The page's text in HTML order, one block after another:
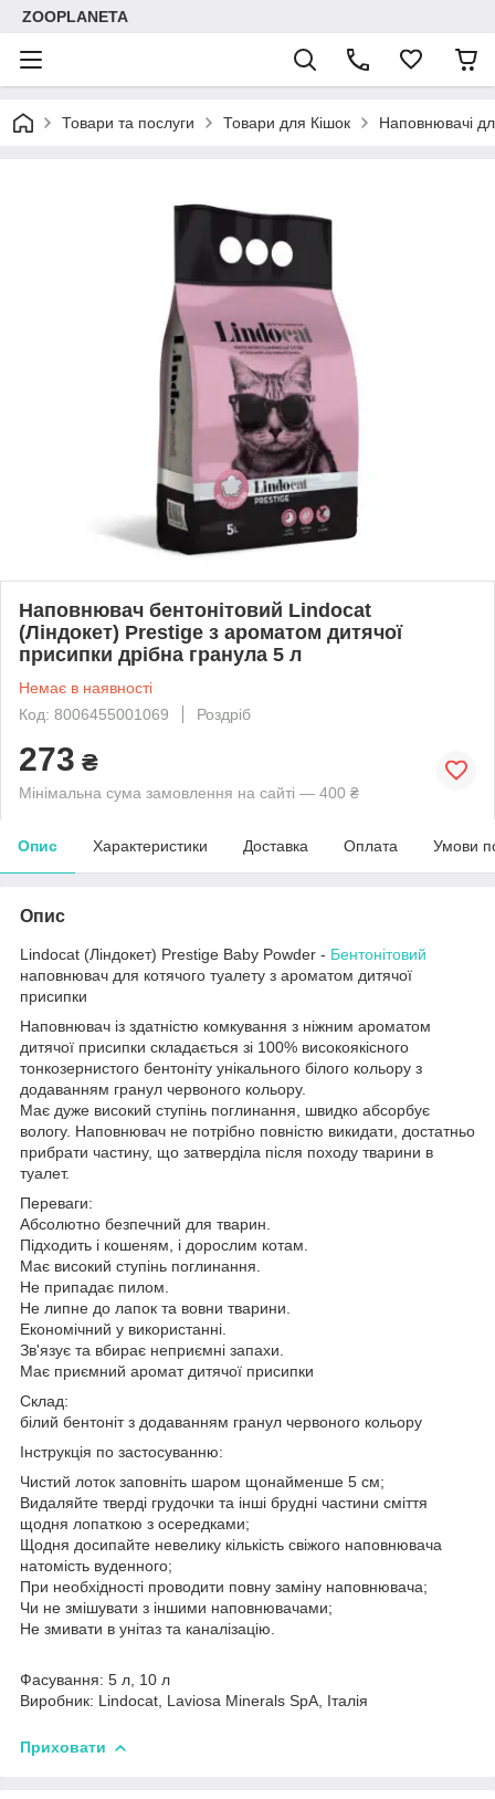
ZOOPLANETA
Товари та послуги Товари для Кішок Наповнювачі
Наповнювач бентонітовий Lindocat
(Ліндокет) Prestige з ароматом дитячої
присипки дрібна гранула 5 л
Немає в наявності
Код: 8006455001069
Роздріб
273 ₴
Мінімальна сума замовлення на сайті — 400 ₴
Опис Характеристики Доставка Оплата Умови
Опис
Lindocat (Ліндокет) Prestige Baby Powder - Бентонітовий
наповнювач для котячого туалету з ароматом дитячої
присипки
Наповнювач із здатністю комкування з ніжним ароматом
дитячої присипки складається зі 100% високоякісного
тонкозернистого бентоніту унікального білого кольору з
додаванням гранул червоного кольору.
Має дуже високий ступінь поглинання, швидко абсорбує
вологу. Наповнювач не потрібно повністю викидати, достатньо
прибрати частину, що затверділа після походу тварини в
туалет.
Переваги:
Абсолютно безпечний для тварин.
Підходить і кошеням, і дорослим котам.
Має високий ступінь поглинання.
Не припадає пилом.
Не липне до лапок та вовни тварини.
Економічний у використанні.
Зв'язує та вбирає неприємні запахи.
Має приємний аромат дитячої присипки
Склад:
білий бентоніт з додаванням гранул червоного кольору
Інструкція по застосуванню:
Чистий лоток заповніть шаром щонайменше 5 см;
Видаляйте тверді грудочки та інші брудні частини сміття
щодня лопаткою з осередками;
Щодня досипайте невелику кількість свіжого наповнювача
натомість вуденного;
При необхідності проводити повну заміну наповнювача;
Чи не змішувати з іншими наповнювачами;
Не змивати в унітаз та каналізацію.
Фасування: 5 л, 10 л
Виробник: Lindocat, Laviosa Minerals SpA, Італія
Приховати